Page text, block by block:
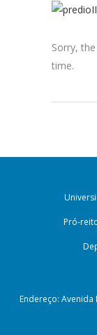
Sorry,
time.
Pró-
Endereço: